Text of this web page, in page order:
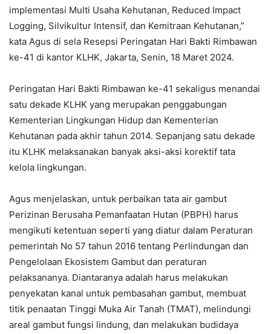
implementasi Multi Usaha Kehutanan, Reduced Impact
Logging, Silvikultur Intensif, dan Kemitraan Kehutanan,”
kata Agus di sela Resepsi Peringatan Hari Bakti Rimbawan
ke-41 di kantor KLHK, Jakarta, Senin, 18 Maret 2024.
Peringatan Hari Bakti Rimbawan ke-41 sekaligus menandai
satu dekade KLHK yang merupakan penggabungan
Kementerian Lingkungan Hidup dan Kementerian
Kehutanan pada akhir tahun 2014. Sepanjang satu dekade
itu KLHK melaksanakan banyak aksi-aksi korektif tata
kelola lingkungan.
Agus menjelaskan, untuk perbaikan tata air gambut
Perizinan Berusaha Pemanfaatan Hutan (PBPH) harus
mengikuti ketentuan seperti yang diatur dalam Peraturan
pemerintah No 57 tahun 2016 tentang Perlindungan dan
Pengelolaan Ekosistem Gambut dan peraturan
pelaksananya. Diantaranya adalah harus melakukan
penyekatan kanal untuk pembasahan gambut, membuat
titik penaatan Tinggi Muka Air Tanah (TMAT), melindungi
areal gambut fungsi lindung, dan melakukan budidaya